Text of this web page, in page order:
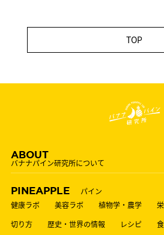
TOP
ABOUT
バナナパイン研究所について
PINEAPPLE
パイン
健康ラボ
美容ラボ 植物学・農学
切り方
歴史・世界の情報 レシピ